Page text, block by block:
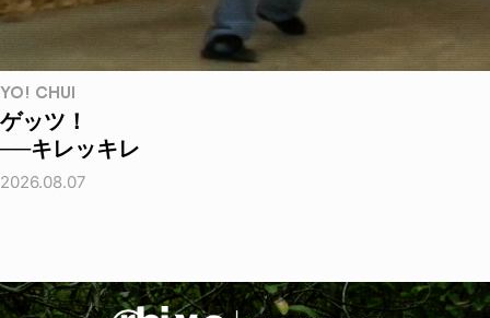
YO! CHUI
ゲッツ！
──キレッキレ
2026.08.07